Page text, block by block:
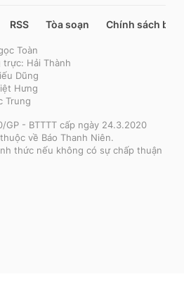
RSS Tòa soạn Chính sách bảo
Toàn
Hải Thành
Dũng
Hưng
Trung
GP - BTTTT cấp ngày 24.3.2020
về Báo Thanh Niên.
thức nếu không có sự chấp thuận